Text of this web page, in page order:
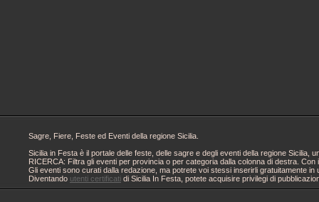
Sagre, Fiere, Feste ed Eventi della regione Sicilia.
Sicilia in Festa è il portale delle feste, delle sagre e degli eventi della regione
RICERCA: Filtra gli eventi per provincia o per categoria dalla colonna di destra.
Gli eventi sono curati dalla redazione, ma potrete voi stessi inserirli gratuitamente
Diventando utenti certificati di Sicilia In Festa, potete acquisire privilegi di